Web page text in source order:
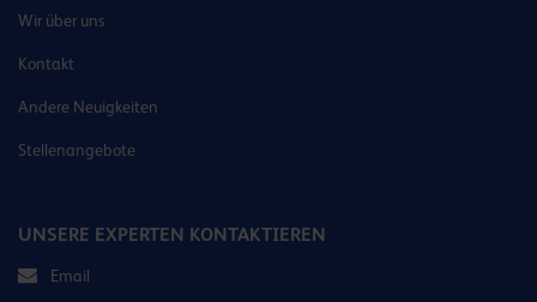
Wir über uns
Kontakt
Andere Neuigkeiten
Stellenangebote
UNSERE EXPERTEN KONTAKTIEREN
Email